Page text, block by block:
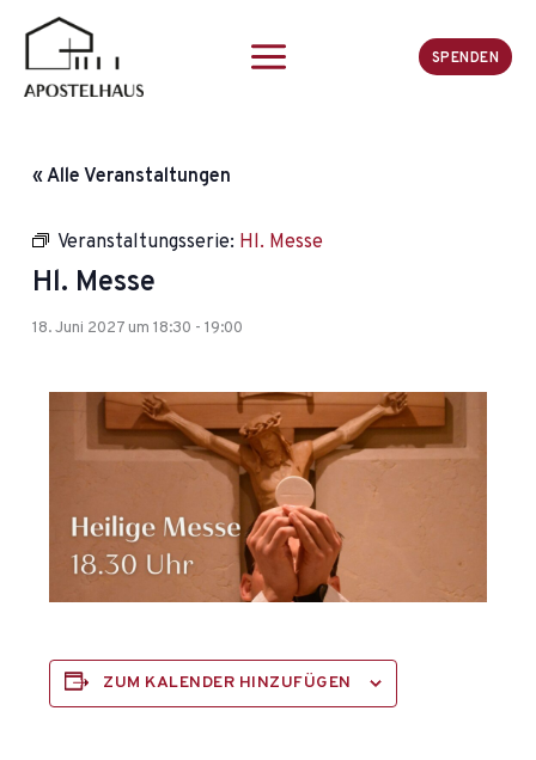
springen
SPENDEN
« Alle Veranstaltungen
Veranstaltungsserie: Hl. Messe
Hl. Messe
18. Juni 2027 um 18:30 -19:00
ZUM KALENDER HINZUFÜGEN